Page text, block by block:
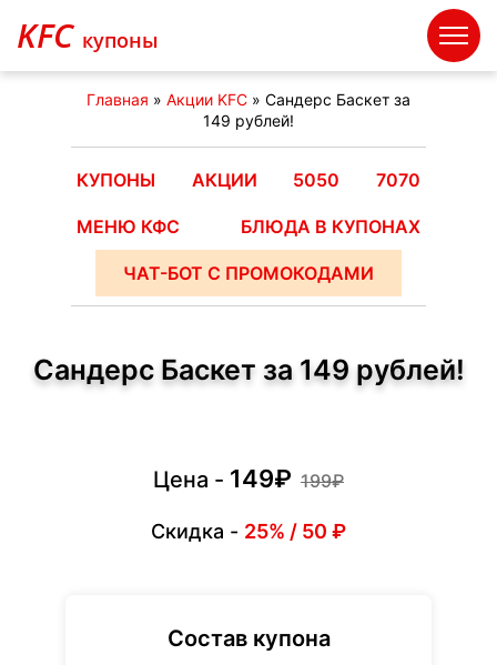
KFC купоны
Главная » Акции KFC » Сандерс Баскет за
149 рублей!
КУПОНЫ АКЦИИ 5050 7070
МЕНЮ КФС БЛЮДА В КУПОНАХ
ЧАТ-БОТ С ПРОМОКОДАМИ
Сандерс Баскет за 149 рублей!
Цена - 149₽ 199₽
Скидка - 25% / 50 ₽
Состав купона